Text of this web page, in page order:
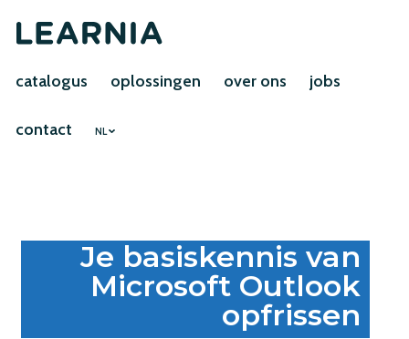
catalogus oplossingen over ons jobs
contact NL
Je basiskennis van
Microsoft Outlook
opfrissen